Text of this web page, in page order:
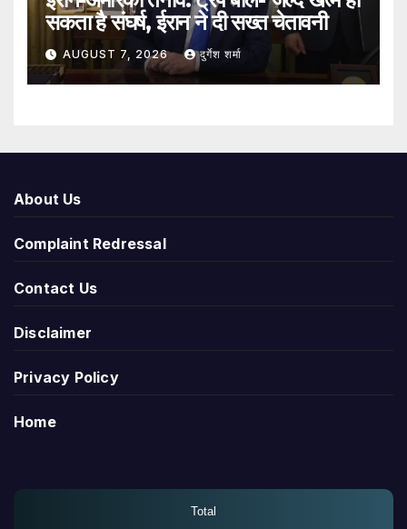
सकता है संघर्ष, ईरान ने दी सख्त चेतावनी
AUGUST 7, 2026 दुर्गेश शर्मा
About Us
Complaint Redressal
Contact Us
Disclaimer
Privacy Policy
Home
Total